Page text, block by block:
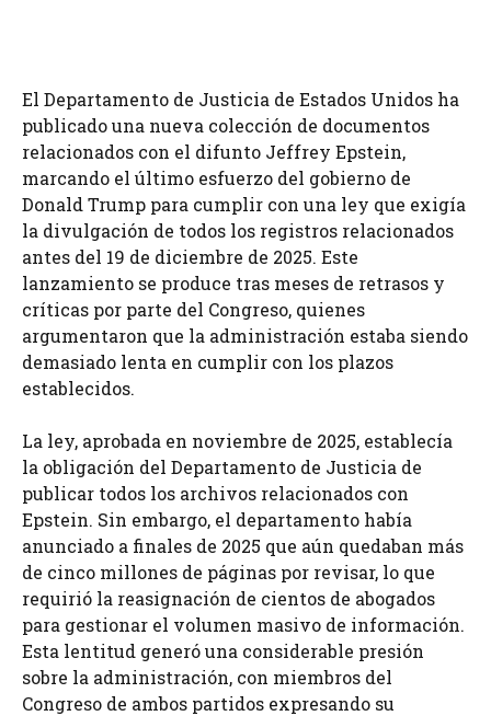
El Departamento de Justicia de Estados Unidos ha
publicado una nueva colección de documentos
relacionados con el difunto Jeffrey Epstein,
marcando el último esfuerzo del gobierno de
Donald Trump para cumplir con una ley que exigía
la divulgación de todos los registros relacionados
antes del 19 de diciembre de 2025. Este
lanzamiento se produce tras meses de retrasos y
críticas por parte del Congreso, quienes
argumentaron que la administración estaba siendo
demasiado lenta en cumplir con los plazos
establecidos.
La ley, aprobada en noviembre de 2025, establecía
la obligación del Departamento de Justicia de
publicar todos los archivos relacionados con
Epstein. Sin embargo, el departamento había
anunciado a finales de 2025 que aún quedaban más
de cinco millones de páginas por revisar, lo que
requirió la reasignación de cientos de abogados
para gestionar el volumen masivo de información.
Esta lentitud generó una considerable presión
sobre la administración, con miembros del
Congreso de ambos partidos expresando su